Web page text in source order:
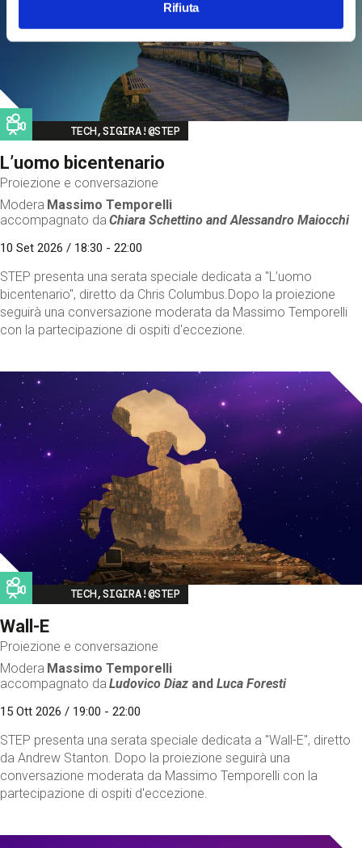
Rifiuta
Image
TECH,SIGIRA!@STEP
L’uomo bicentenario
Proiezione e conversazione
Modera Massimo Temporelli
accompagnato da Chiara Schettino andAlessandro Maiocchi
10 Set 2026 / 18:30 - 22:00
STEP presenta una serata speciale dedicata a "L’uomo
bicentenario", diretto da Chris Columbus.Dopo la proiezione
seguirà una conversazione moderata da Massimo Temporelli
con la partecipazione di ospiti d'eccezione.
Image
TECH,SIGIRA!@STEP
Wall-E
Proiezione e conversazione
Modera Massimo Temporelli
accompagnato da Ludovico Diaz andLuca Foresti
15 Ott 2026 / 19:00 - 22:00
STEP presenta una serata speciale dedicata a "Wall-E", diretto
da Andrew Stanton. Dopo la proiezione seguirà una
conversazione moderata da Massimo Temporelli con la
partecipazione di ospiti d'eccezione.